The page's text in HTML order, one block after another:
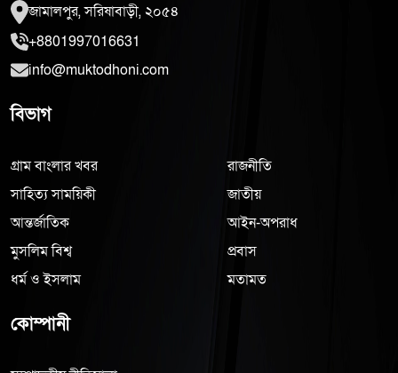
জামালপুর, সরিষাবাড়ী, ২০৫৪
+8801997016631
info@muktodhoni.com
বিভাগ
গ্রাম বাংলার খবর
সাহিত্য সাময়িকী
আন্তর্জাতিক
মুসলিম বিশ্ব
ধর্ম ও ইসলাম
রাজনীতি
জাতীয়
আইন-অপরাধ
প্রবাস
মতামত
কোম্পানী